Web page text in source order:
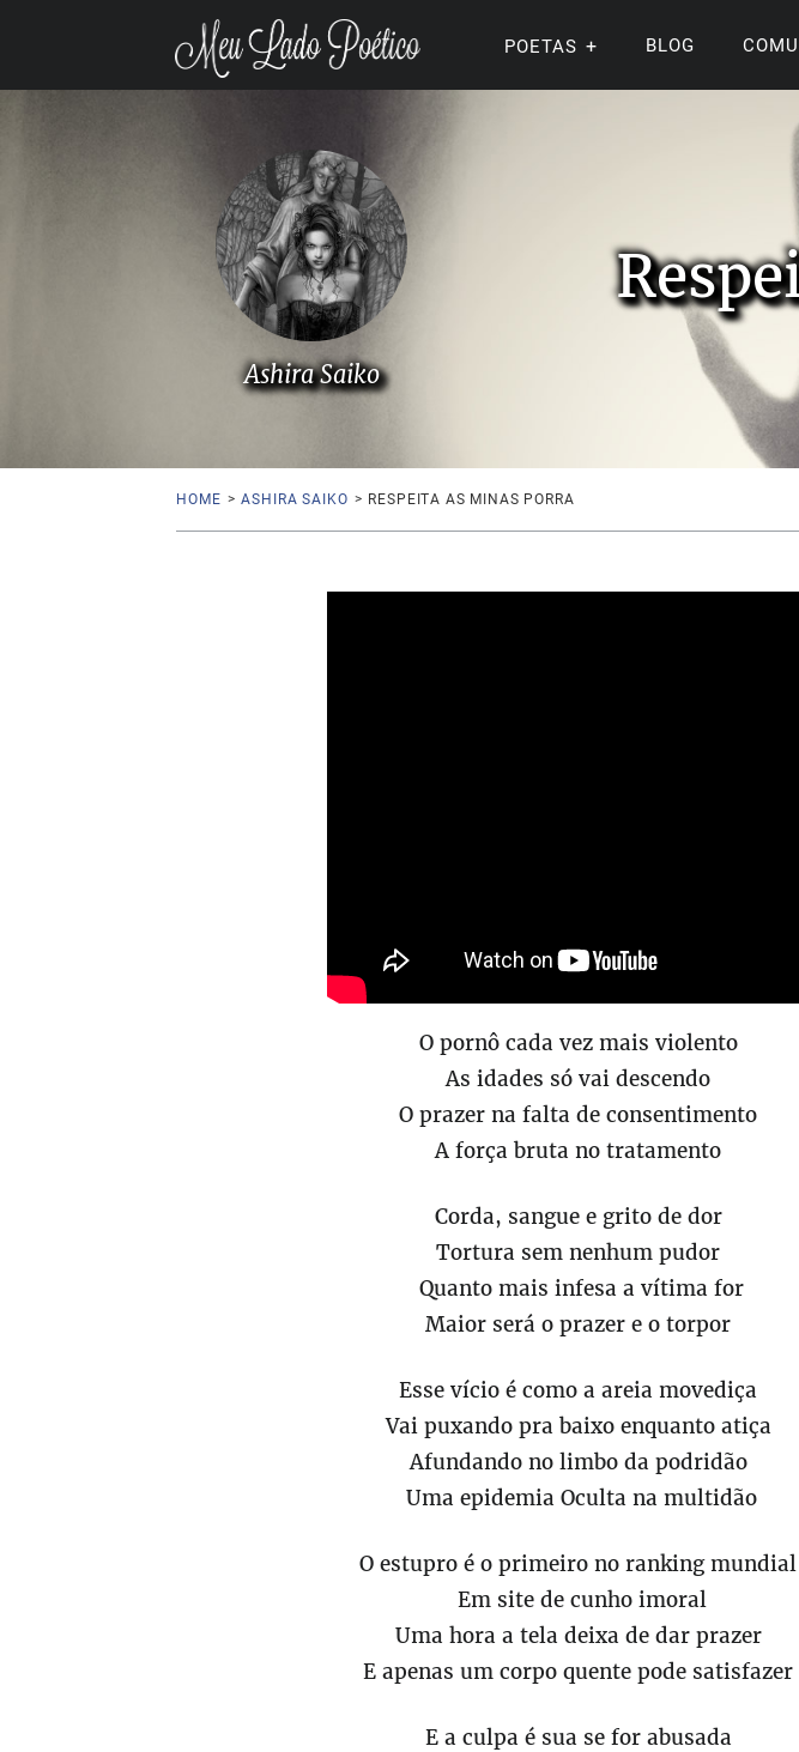
POETAS BLOG
Ashira Saiko
HOME > ASHIRA SAIKO > RESPEITA AS MINAS PORRA
O pornô cada vez mais violento
As idades só vai descendo
O prazer na falta de consentimento
A força bruta no tratamento
Corda, sangue e grito de dor
Tortura sem nenhum pudor
Quanto mais infesa a vítima for
Maior será o prazer e o torpor
Esse vício é como a areia movediça
Vai puxando pra baixo enquanto atiça
Afundando no limbo da podridão
Uma epidemia Oculta na multidão
O estupro é o primeiro no ranking mundial
Em site de cunho imoral
Uma hora a tela deixa de dar prazer
E apenas um corpo quente pode satisfazer
E a culpa é sua se for abusada